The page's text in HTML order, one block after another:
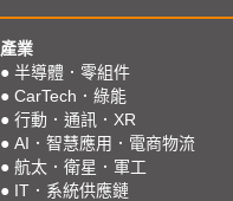
產業
● 半導體．零組件
● CarTech．綠能
● 行動．通訊．XR
● AI．智慧應用．電商物流
● 航太．衛星．軍工
● IT．系統供應鏈